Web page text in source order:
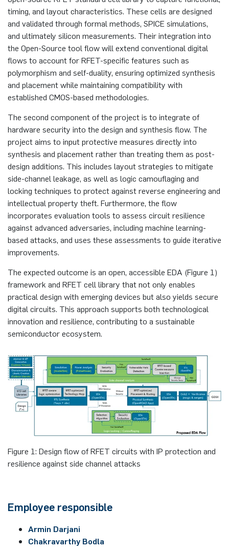
timing, and layout characteristics. These cells are designed
and validated through formal methods, SPICE simulations,
and ultimately silicon measurements. Their integration into
the Open-Source tool flow will extend conventional digital
flows to account for RFET-specific features such as
polymorphism and self-duality, ensuring optimized synthesis
and placement while maintaining compatibility with
established CMOS-based methodologies.
The second component of the project is to integrate of
hardware security into the design and synthesis flow. The
project aims to input protective measures directly into
synthesis and placement rather than treating them as post-
design additions. This includes layout strategies to mitigate
side-channel leakage, as well as logic camouflaging and
locking techniques to protect against reverse engineering and
intellectual property theft. Furthermore, the flow
incorporates evaluation tools to assess circuit resilience
against advanced adversaries, including machine learning-
based attacks, and uses these assessments to guide iterative
improvements.
The expected outcome is an open, accessible EDA (Figure 1)
framework and RFET cell library that not only enables
practical design with emerging devices but also yields secure
digital circuits. This approach supports both technological
innovation and resilience, contributing to a sustainable
semiconductor ecosystem.
Figure 1: Design flow of RFET circuits with IP protection and
resilience against side channel attacks
Employee responsible
Armin Darjani
Chakravarthy Bodla
Akademische Feier 2018
Akademische Feier 2017
CrossING-2017
Ausbildung
Informationen für Unternehmen
Elektronische Schaltungstechnik
Energiesystemtechnik & Leistungs­mechatronik
Hochfrequenzsysteme
Plaque-CharM
PluTO
PluTO+
6GEM
Terahertz-NRW
Integrierte Hochfrequenzsensoren
Integrierte Systeme
Kognitive Sensorik
Lernende technische Systeme
Medizintechnik
Mikrosystemtechnik
Nonlinearity Engineering
Photonics & Ultrafast Laser Science
Photonik & Terahertztechnologie
Simply Complex Lab
Vernetzte Energieeffiziente Systeme
Werkstoffe & Nanoelektronik
Kommunikationstechnik
Medizintechnik
Plasmatechnik
Duales Studium / Praxisintegrierendes ­Studium
Studium mit Forschungspraxis
Auslandsaufenthalte
Österreich
Polen
Rumänien
Slowakei
Spanien
Tschechien
Türkei
Ungarn
Studienfachberatung
Prüfungsamt ETIT